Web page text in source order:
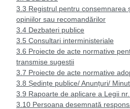
3.3 Registrul pentru consemnarea
opiniilor sau recomandărilor
3.4 Dezbateri publice
3.5 Consultari interministeriale
3.6 Proiecte de acte normative
transmise sugestii
3.7 Proiecte de acte normative
3.8 Ședințe publice/ Anunțuri/
3.9 Rapoarte de aplicare a Legii
3.10 Persoana desemnată